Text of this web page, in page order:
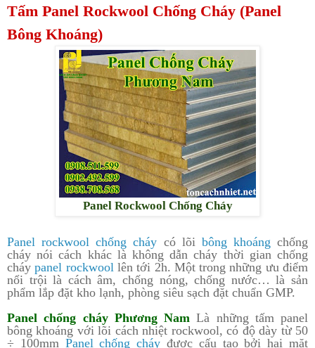
Tấm Panel Rockwool Chống Cháy (Panel
Bông Khoáng)
Panel Rockwool Chống Cháy
Panel rockwool chống cháy có lõi bông khoáng chống
cháy nói cách khác là không dẫn cháy thời gian chống
cháypanel rockwool lên tới 2h. Một trong những ưu điểm
nổi trội là cách âm, chống nóng, chống nước… là sản
phẩm lắp đặt kho lạnh, phòng siêu sạch đặt chuẩn GMP.
Panel chống cháy Phương Nam Là những tấm panel
bông khoáng với lõi cách nhiệt rockwool, có độ dày từ 50
÷ 100mm Panel chống cháy được cấu tạo bởi hai mặt